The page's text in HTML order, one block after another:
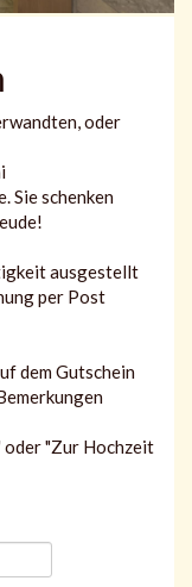
oder
Sie schenken
ausgestellt
per Post
dem Gutschein
"Zur Hochzeit